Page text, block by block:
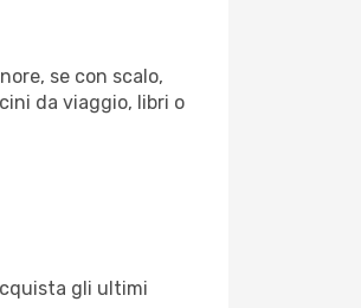
se con scalo,
da viaggio, libri o
gli ultimi